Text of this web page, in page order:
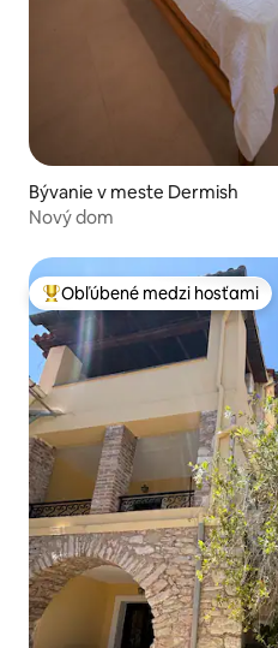
Bývanie v meste Dermish
Nový dom
Najobľúbenejšie medzi hosťami
Obľúbené medzi hosťami